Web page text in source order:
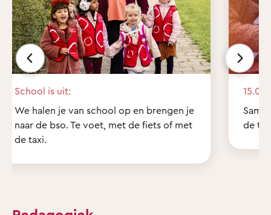
School is uit:
We halen je van school op en brengen je
naar de bso. Te voet, met de fiets of met
de taxi.
15.00
de